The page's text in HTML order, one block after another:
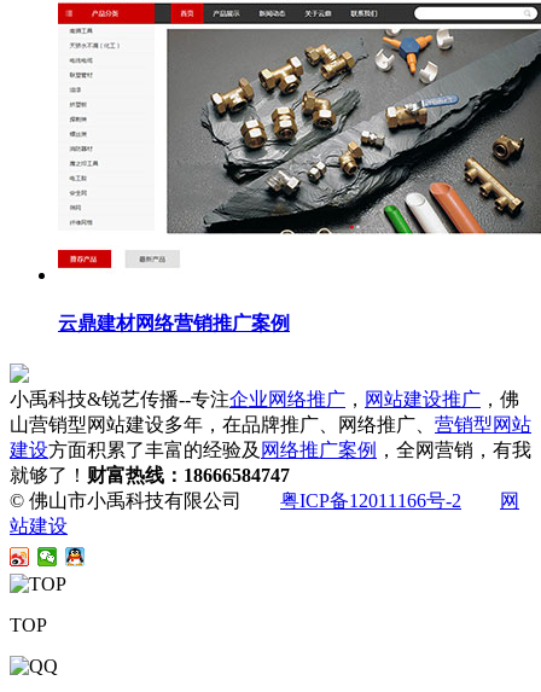
云鼎建材网络营销推广案例
小禹科技&锐艺传播--专注企业网络推广 ， 网站建设推广 ，佛
山营销型网站建设多年，在品牌推广、网络推广、 营销型网站
建设方面积累了丰富的经验及 网络推广案例 ，全网营销，有我
就够了！ 财富热线：18666584747
© 佛山市小禹科技有限公司 粤ICP备12011166号-2
网
站建设
TOP